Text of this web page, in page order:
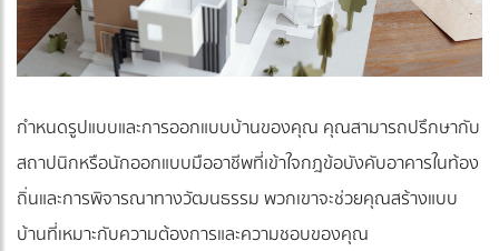
กำหนดรูปแบบและการออกแบบบ้านของคุณ คุณสามารถปรึกษากับ
สถาปนิกหรือนักออกแบบมืออาชีพที่เข้าใจกฎข้อบังคับอาคารในท้อง
ถิ่นและการพิจารณาทางวัฒนธรรม พวกเขาจะช่วยคุณสร้างแบบ
บ้านที่เหมาะกับความต้องการและความชอบของคุณ